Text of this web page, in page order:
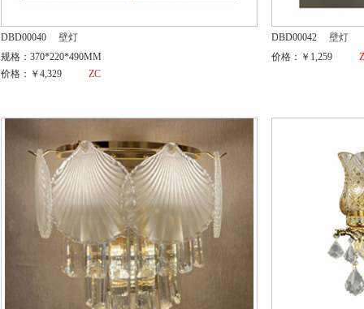
DBD00040
壁灯
规格：370*220*490MM
价格：￥4,329
ZC
DBD00042
壁灯
价格：￥1,259